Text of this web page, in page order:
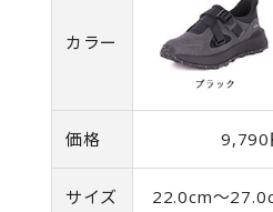
カラー
価格 9,790
サイズ 22.0cm～